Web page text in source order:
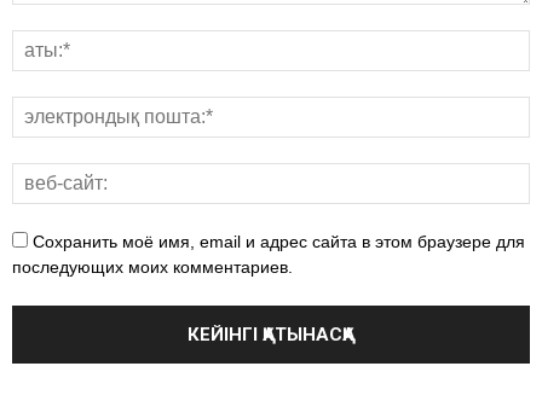
Сохранить моё имя, email и адрес сайта в этом браузере для
последующих моих комментариев.